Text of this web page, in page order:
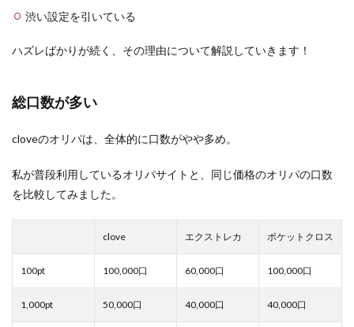
渋い設定を引いている
ハズレばかりが続く、その理由について解説していきます！
総口数が多い
cloveのオリパは、全体的に口数がやや多め。
私が普段利用しているオリパサイトと、同じ価格のオリパの口数
を比較してみました。
clove エクストレカ ポケットクロス
100pt 100,000口 60,000口 100,000口
1,000pt 50,000口 40,000口 40,000口